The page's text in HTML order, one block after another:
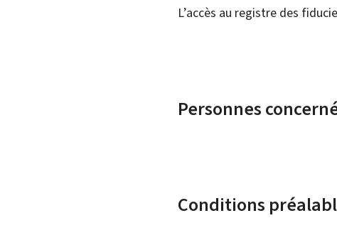
L’accès au registre des
Personnes
Conditions